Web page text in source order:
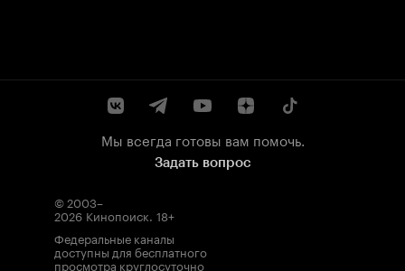
Мы всегда готовы вам помочь.
Задать вопрос
© 2003–
2026 Кинопоиск. 18+
Федеральные каналы
доступны для бесплатного
просмотра круглосуточно